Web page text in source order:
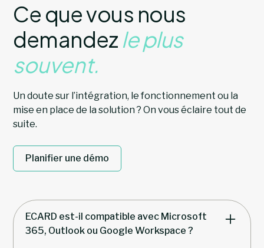
Ce que vous nous
demandez le plus
souvent.
Un doute sur l’intégration, le fonctionnement ou la
mise en place de la solution ? On vous éclaire tout de
suite.
Planifier une démo
ECARD est-il compatible avec Microsoft
365, Outlook ou Google Workspace ?